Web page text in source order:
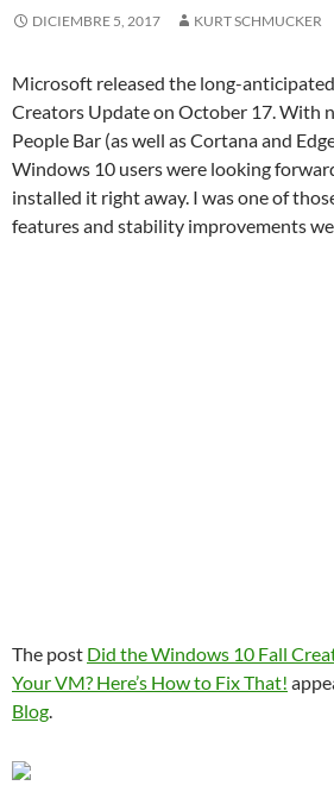
DICIEMBRE 5, 2017 KURT SCHMUCKER
Microsoft released the long-
Creators Update on October 17. With
People Bar (as well as Cortana and
Windows 10 users were looking
installed it right away. I was one of
features and stability improvements
The post Did the Windows 10 Fall
Your VM? Here’s How to Fix That!
Blog.